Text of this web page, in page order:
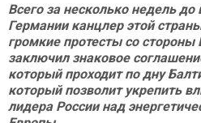
Всего за несколько недель
Германии канцлер этой
громкие протесты со стороны
заключил знаковое
который проходит по дну
который позволит укрепить
лидера России над